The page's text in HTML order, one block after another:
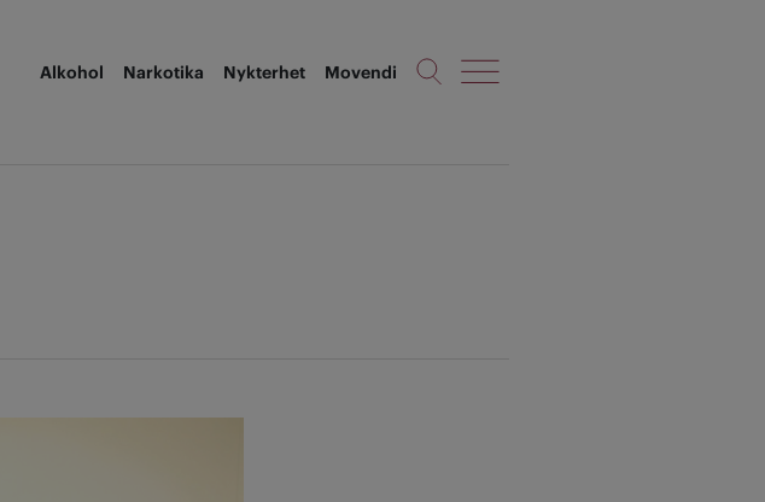
Alkohol Narkotika Nykterhet Movendi